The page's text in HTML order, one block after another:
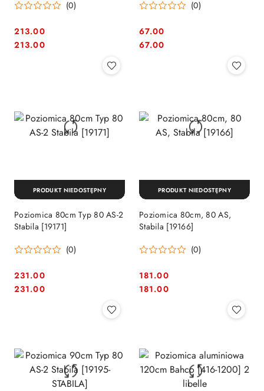
(0)
Cena:
213.00
Cena:
213.00
(0)
Cena:
67.00
Cena:
67.00
Poziomica 80cm Typ 80 AS-2
Stabila [19171]
(0)
Cena:
231.00
Cena:
231.00
PRODUKT NIEDOSTĘPNY
Poziomica 80cm, 80 AS,
Stabila [19166]
(0)
Cena:
181.00
Cena:
181.00
PRODUKT NIEDOSTĘPNY